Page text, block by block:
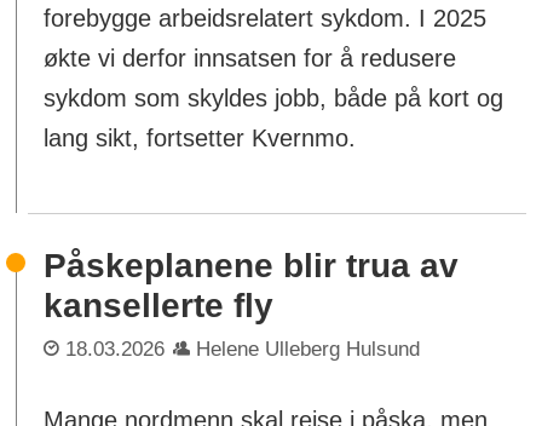
forebygge arbeidsrelatert sykdom. I 2025
økte vi derfor innsatsen for å redusere
sykdom som skyldes jobb, både på kort og
lang sikt, fortsetter Kvernmo.
Påskeplanene blir trua av
kansellerte fly
18.03.2026 Helene Ulleberg Hulsund
Mange nordmenn skal reise i påska, men